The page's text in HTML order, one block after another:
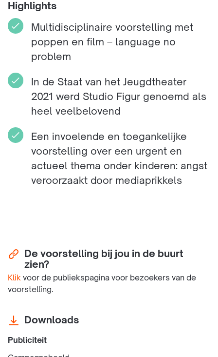
De voorstelling bij jou in de buurt
zien?
Klik voor de publiekspagina voor bezoekers van de
voorstelling.
Downloads
Publiciteit
Highlights
Multidisciplinaire voorstelling met
poppen en film – language no
problem
In de Staat van het Jeugdtheater
2021 werd Studio Figur genoemd als
heel veelbelovend
Een invoelende en toegankelijke
voorstelling over een urgent en
actueel thema onder kinderen: angst
veroorzaakt door mediaprikkels